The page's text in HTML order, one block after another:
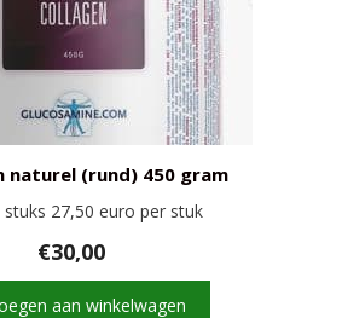
naturel (rund) 450 gram
stuks 27,50 euro per stuk
€30,00
aan winkelwagen